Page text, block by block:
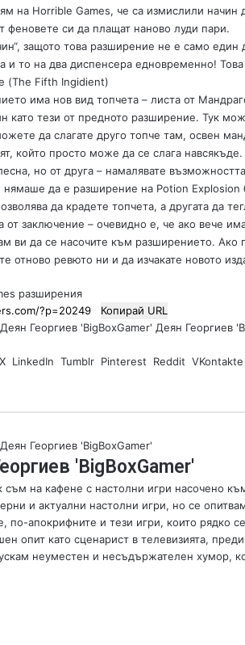
на Horrible Games, че са измислили начин
феновете си да плащат наново луди пари.
защото това разширение не е само
и то на два диспенсера едновременно!
(The Fifth Ingidient)
има нов вид топчета – листа от
като тези от предното разширение. Тук
да слагате друго топче там, освен
който просто може да се слага
но от друга – намалявате
нямаше да е разширение на Potion Explosion
да крадете топчета, а другата да
от заключение – очевидно е, че ако вече
ви да се насочите към разширението.
отново ревюто ни и да изчакате новото
разширения
Копирай URL
Деян Георгиев
X LinkedIn Tumblr Pinterest Reddit VKontakte
'BigBoxGamer'
съм на кафене с настолни игри насочено
и актуални настолни игри, но се
по-апокрифните и тези игри, които рядко
опит като сценарист в телевизията,
неуместен и несъдържателен хумор,